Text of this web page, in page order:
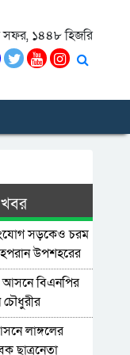
সফর, ১৪৪৮ হিজরি
সড়কেও চরম
উপশহরের
দাবি
আসনে বিএনপির
চৌধুরীর
লাঙ্গলের
ছাত্রনেতা